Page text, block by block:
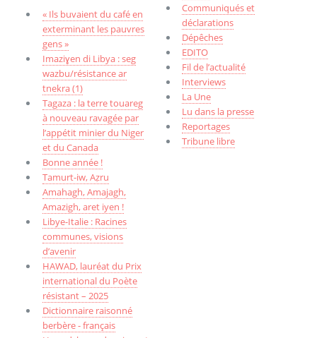
« Ils buvaient du café en
exterminant les pauvres
gens »
Imaziɣen di Libya : seg
wazbu/résistance ar
tnekra (1)
Tagaza : la terre touareg
à nouveau ravagée par
l’appétit minier du Niger
et du Canada
Bonne année !
Tamurt-iw, Aẓru
Amahagh, Amajagh,
Amazigh, aret iyen !
Libye-Italie : Racines
communes, visions
d’avenir
HAWAD, lauréat du Prix
international du Poète
résistant – 2025
Dictionnaire raisonné
berbère - français
Communiqués et
déclarations
Dépêches
EDITO
Fil de l’actualité
Interviews
La Une
Lu dans la presse
Reportages
Tribune libre